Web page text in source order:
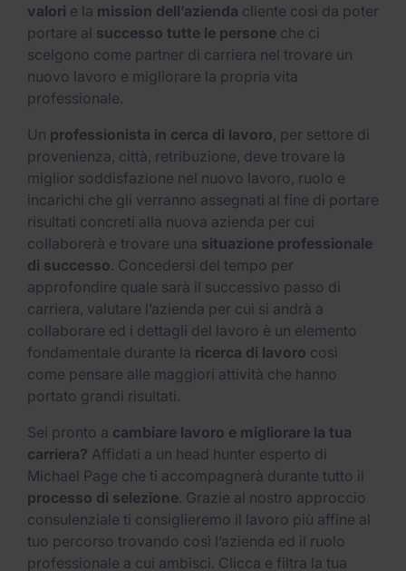
valori e la mission dell’azienda cliente così da poter
portare al successo tutte le persone che ci
scelgono come partner di carriera nel trovare un
nuovo lavoro e migliorare la propria vita
professionale.
Un professionista in cerca di lavoro, per settore di
provenienza, città, retribuzione, deve trovare la
miglior soddisfazione nel nuovo lavoro, ruolo e
incarichi che gli verranno assegnati al fine di portare
risultati concreti alla nuova azienda per cui
collaborerà e trovare una situazione professionale
di successo. Concedersi del tempo per
approfondire quale sarà il successivo passo di
carriera, valutare l’azienda per cui si andrà a
collaborare ed i dettagli del lavoro è un elemento
fondamentale durante la ricerca di lavoro così
come pensare alle maggiori attività che hanno
portato grandi risultati.
Sei pronto a cambiare lavoro e migliorare la tua
carriera? Affidati a un head hunter esperto di
Michael Page che ti accompagnerà durante tutto il
processo di selezione. Grazie al nostro approccio
consulenziale ti consiglieremo il lavoro più affine al
tuo percorso trovando così l’azienda ed il ruolo
professionale a cui ambisci. Clicca e filtra la tua